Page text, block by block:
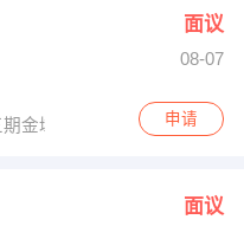
面议
08-07
金域首座6栋2楼3楼申请
面议